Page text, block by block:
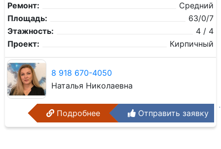
Ремонт:
Средний
Площадь:
63/0/7
Этажность:
4 / 4
Проект:
Кирпичный
8 918 670-4050
Наталья Николаевна
Подробнее Отправить заявку